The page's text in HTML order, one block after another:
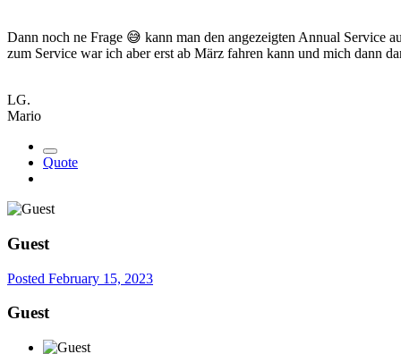
Dann noch ne Frage 😅 kann man den angezeigten Annual Service
zum Service war ich aber erst ab März fahren kann und mich dann
LG.
Mario
Quote
Guest
Posted February 15, 2023
Guest